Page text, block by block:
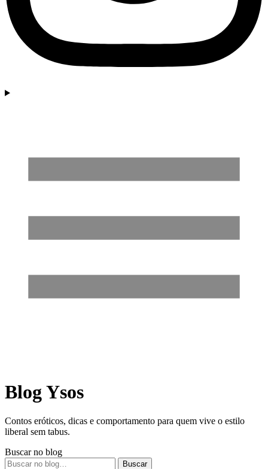
Blog Ysos
Contos eróticos, dicas e comportamento para quem vive o estilo
liberal sem tabus.
Buscar no blog
Buscar